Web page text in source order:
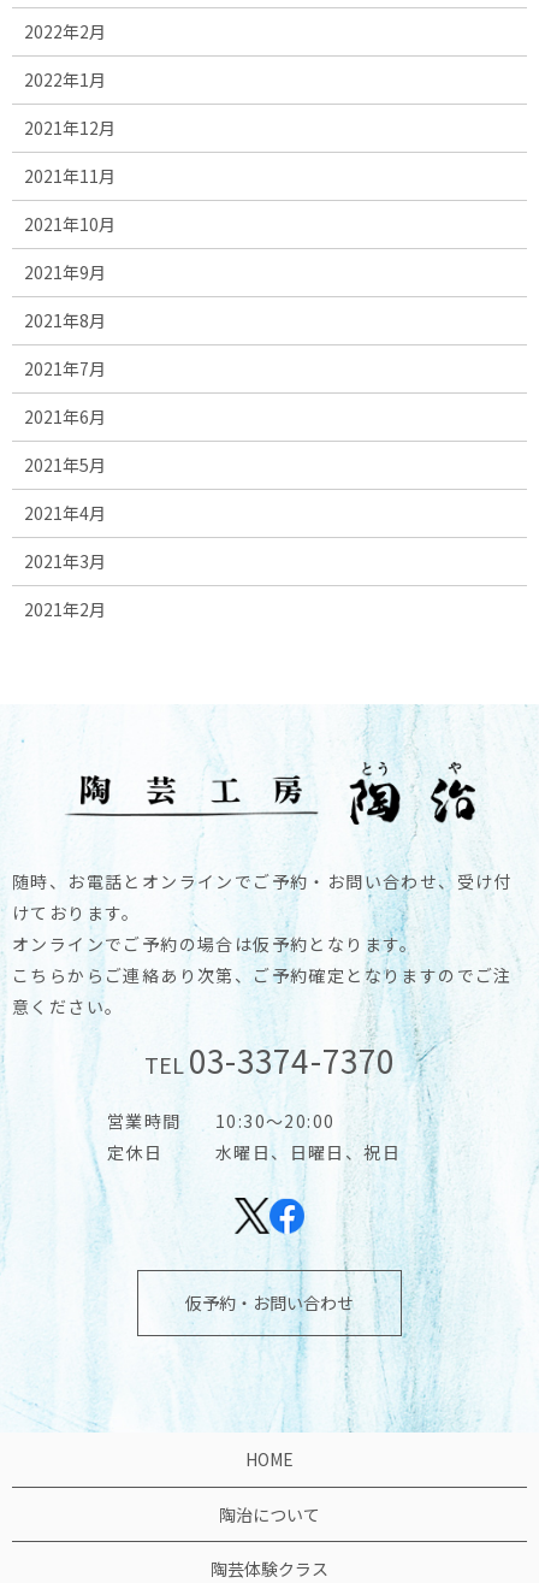
2022年2月
2022年1月
2021年12月
2021年11月
2021年10月
2021年9月
2021年8月
2021年7月
2021年6月
2021年5月
2021年4月
2021年3月
2021年2月
随時、お電話とオンラインでご予約・お問い合わせ、受け付
けております。
オンラインでご予約の場合は仮予約となります。
こちらからご連絡あり次第、ご予約確定となりますのでご注
意ください。
TEL03-3374-7370
営業時間
10:30～20:00
定休日
水曜日、日曜日、祝日
仮予約・お問い合わせ
HOME
陶治について
陶芸体験クラス